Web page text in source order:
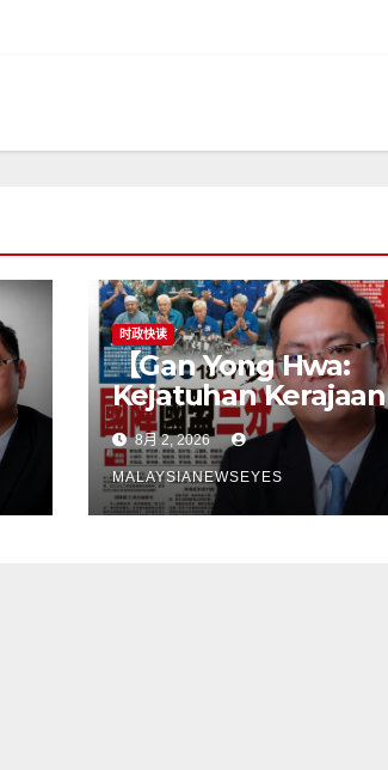
时政快读
【Gan Yong Hwa:
Kejatuhan Kerajaan
Negeri Sembilan
Adalah Undi Tidak
Percaya Terhadap
Pentadbiran Anwar
8月 2, 2026
MALAYSIANEWSEYES